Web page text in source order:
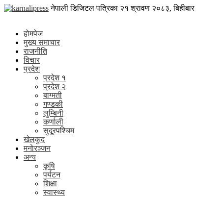
Skip
karnalipress
नेपाली डिजिटल पत्रिका २१ श्रावण २०८३, बिहीबार
होमपेज
मुख्य समाचार
राजनीति
विचार
प्रदेश
प्रदेश १
प्रदेश २
बाग्मती
गण्डकी
लुम्बिनी
कर्णाली
सुदूरपश्चिम
खेलकुद
मनाेरञ्जन
अन्य
कृषि
पर्यटन
शिक्षा
स्वास्थ्य